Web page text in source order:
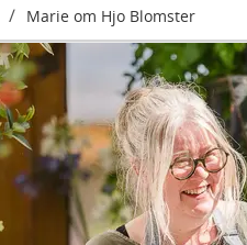
/ Marie om Hjo Blomster